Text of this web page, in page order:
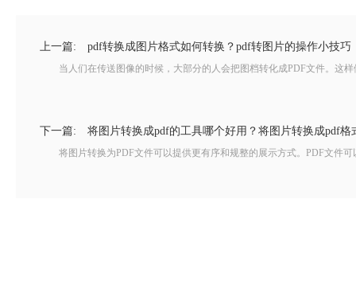
上一篇: pdf转换成图片格式如何转换？pdf转图片的操作小技巧
当人们在传送图像的时候，大部分的人会把图档转化成PDF文件。这样
下一篇: 将图片转换成pdf的工具哪个好用？将图片转换成pdf格
将图片转换为PDF文件可以提供更有序和规整的展示方式。PDF文件可